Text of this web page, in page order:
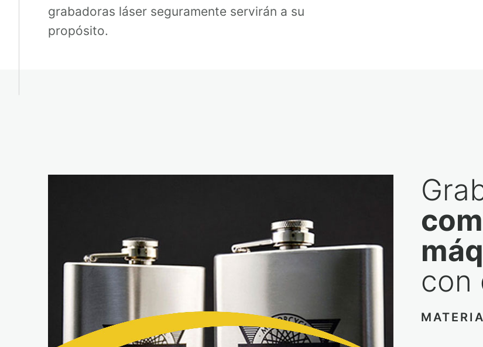
grabadoras láser seguramente servirán a su
propósito.
con